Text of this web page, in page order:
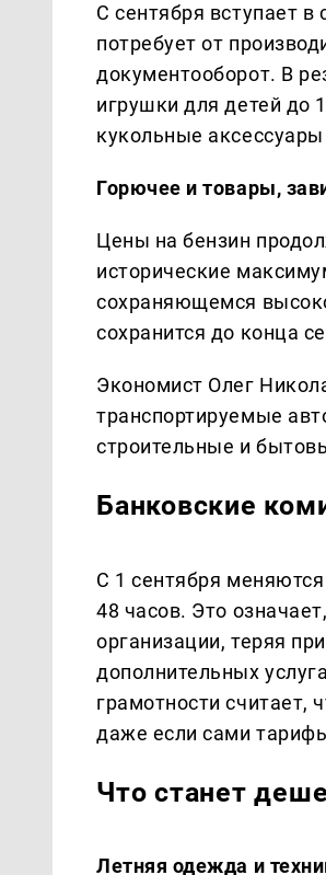
С сентября вступает в
потребует от
документооборот. В
игрушки для детей до
кукольные
Горючее и товары,
Цены на бензин
исторические
сохраняющемся
сохранится до конца
Экономист Олег
транспортируемые
строительные и
Банковские
С 1 сентября
48 часов. Это
организации, теряя
дополнительных
грамотности считает,
даже если сами
Что станет
Летняя одежда и